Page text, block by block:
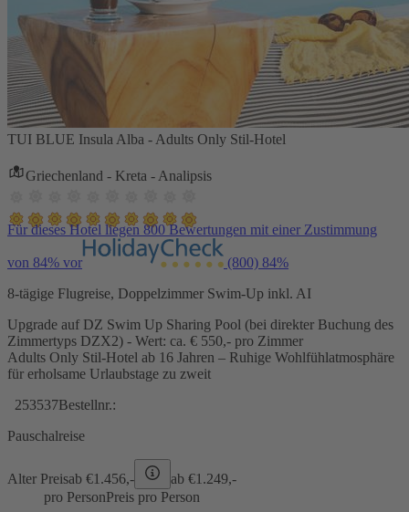
TUI BLUE Insula Alba - Adults Only Stil-Hotel
Griechenland - Kreta - Analipsis
Für dieses Hotel liegen 800 Bewertungen mit einer Zustimmung
von 84% vor (800) 84%
8-tägige Flugreise, Doppelzimmer Swim-Up inkl. AI
Upgrade auf DZ Swim Up Sharing Pool (bei direkter Buchung des
Zimmertyps DZX2) - Wert: ca. € 550,- pro Zimmer
Adults Only Stil-Hotel ab 16 Jahren – Ruhige Wohlfühlatmosphäre
für erholsame Urlaubstage zu zweit
253537Bestellnr.:
Pauschalreise
Alter Preisab €1.456,- ab €1.249,-
pro PersonPreis pro Person